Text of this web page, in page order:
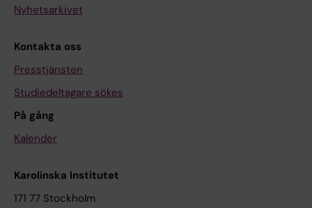
Nyhetsarkivet
Kontakta oss
Presstjänsten
Studiedeltagare sökes
På gång
Kalender
Karolinska Institutet
171 77 Stockholm